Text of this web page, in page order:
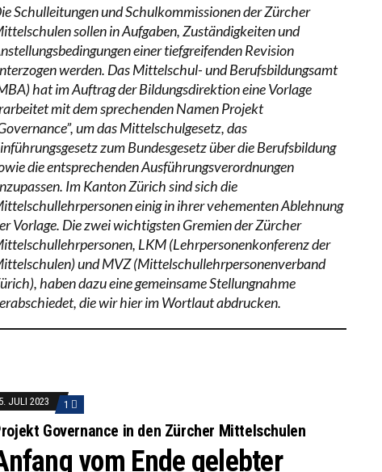
Schulleitungen und Schulkommissionen der Zürcher
sollen in Aufgaben, Zuständigkeiten und
einer tiefgreifenden Revision
werden. Das Mittelschul- und Berufsbildungsamt
hat im Auftrag der Bildungsdirektion eine Vorlage
mit dem sprechenden Namen Projekt
um das Mittelschulgesetz, das
zum Bundesgesetz über die Berufsbildung
die entsprechenden Ausführungsverordnungen
Im Kanton Zürich sind sich die
einig in ihrer vehementen Ablehnung
Vorlage. Die zwei wichtigsten Gremien der Zürcher
LKM (Lehrpersonenkonferenz der
und MVZ (Mittelschullehrpersonenverband
haben dazu eine gemeinsame Stellungnahme
die wir hier im Wortlaut abdrucken.
5. JULI 2023 1
Governance in den Zürcher Mittelschulen
vom Ende gelebter